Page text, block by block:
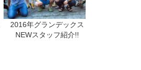
2016年グランデックス
NEWスタッフ紹介!!